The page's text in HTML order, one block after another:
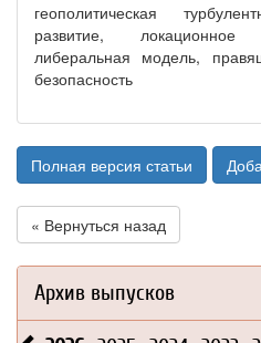
геополитическая
развитие, локационное
либеральная модель,
безопасность
Полная версия статьи
« Вернуться назад
Архив выпусков